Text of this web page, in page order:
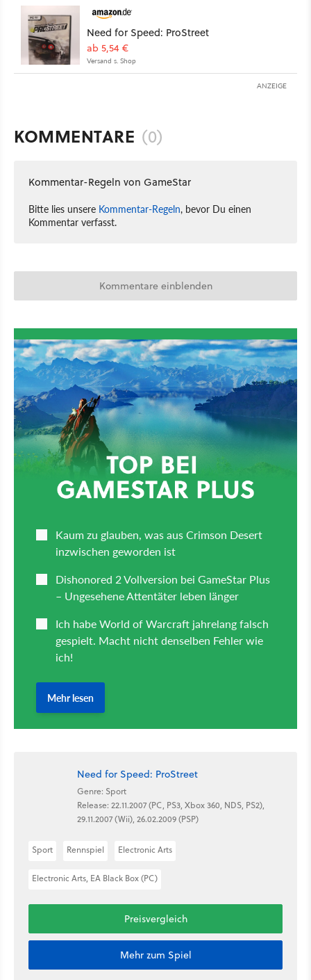
Need for Speed: ProStreet
ab 5,54 €
Versand s. Shop
ANZEIGE
KOMMENTARE (0)
Kommentar-Regeln von GameStar
Bitte lies unsere Kommentar-Regeln, bevor Du einen
Kommentar verfasst.
Kommentare einblenden
Need for Speed: ProStreet
Genre: Sport
Release: 22.11.2007 (PC, PS3, Xbox 360, NDS, PS2),
29.11.2007 (Wii), 26.02.2009 (PSP)
Sport Rennspiel Electronic Arts
Electronic Arts, EA Black Box (PC)
Preisvergleich
Mehr zum Spiel